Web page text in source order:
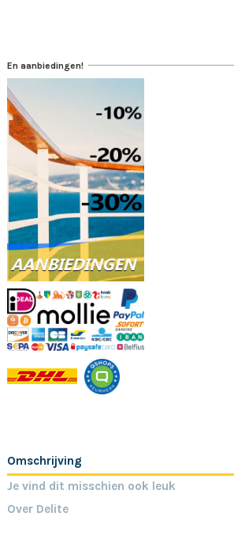
En aanbiedingen!
Omschrijving
Je vind dit misschien ook leuk
Over Delite